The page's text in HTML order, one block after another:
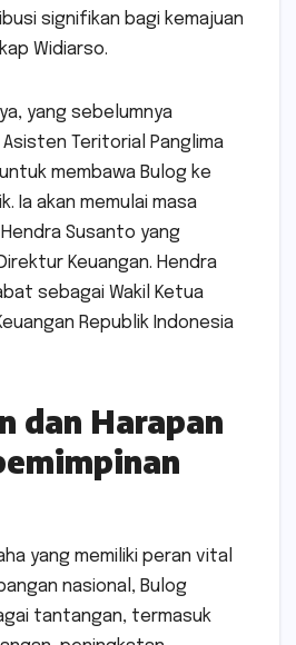
signifikan bagi kemajuan
Widiarso.
yang sebelumnya
Teritorial Panglima
membawa Bulog ke
Ia akan memulai masa
Susanto yang
Keuangan. Hendra
sebagai Wakil Ketua
Republik Indonesia
dan Harapan
yang memiliki peran vital
nasional, Bulog
tantangan, termasuk